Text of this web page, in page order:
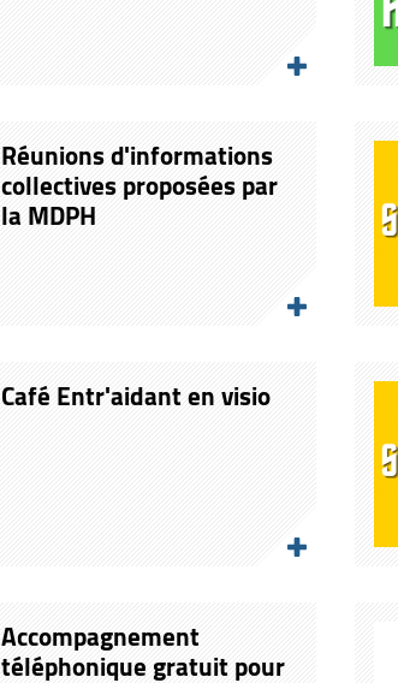
Réunions d'informations
collectives proposées par
la MDPH
Café Entr'aidant en visio
Accompagnement
téléphonique gratuit pour